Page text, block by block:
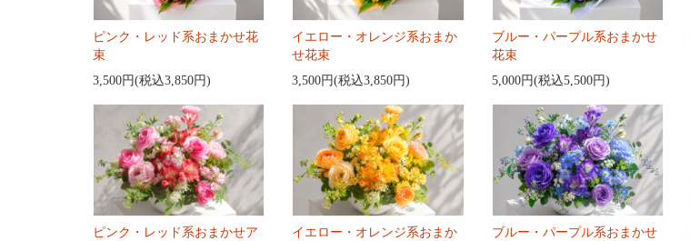
ピンク・レッド系おまかせ花
束
3,500円(税込3,850円)
イエロー・オレンジ系おまか
せ花束
3,500円(税込3,850円)
ブルー・パープル系おまかせ
花束
5,000円(税込5,500円)
ピンク・レッド系おまかせア
イエロー・オレンジ系おまか
ブルー・パープル系おまかせ